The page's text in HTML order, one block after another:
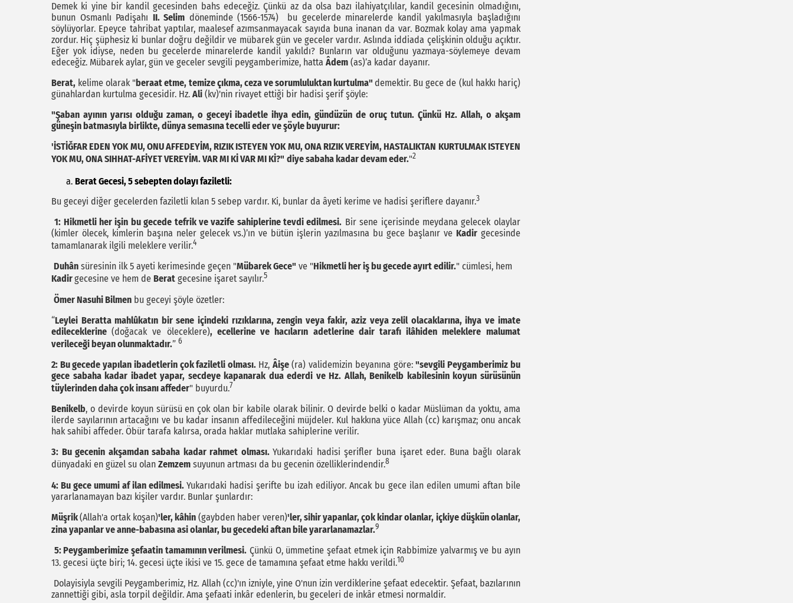
Demek ki yine bir kandil gecesinden bahs edeceğiz. Çünkü az da olsa bazı ilahiyatçılılar, kandil gecesinin olmadığını,
bunun Osmanlı Padişahı II. Selim döneminde (1566-1574) bu gecelerde minarelerde kandil yakılmasıyla başladığını
söylüyorlar. Epeyce tahribat yaptılar, maalesef azımsanmayacak sayıda buna inanan da var. Bozmak kolay ama yapmak
zordur. Hiç şüphesiz ki bunlar doğru değildir ve mübarek gün ve geceler vardır. Aslında iddiada çelişkinin olduğu açıktır.
Eğer yok idiyse, neden bu gecelerde minarelerde kandil yakıldı? Bunların var olduğunu yazmaya-söylemeye devam
edeceğiz. Mübarek aylar, gün ve geceler sevgili peygamberimize, hatta Âdem (as)’a kadar dayanır.
Berat, kelime olarak " beraat etme, temize çıkma, ceza ve sorumluluktan kurtulma"demektir. Bu gece de (kul hakkı hariç)
günahlardan kurtulma gecesidir. Hz. Ali (kv)'nin rivayet ettiği bir hadisi şerif şöyle:
"Şaban ayının yarısı olduğu zaman, o geceyi ibadetle ihya edin, gündüzün de oruç tutun. Çünkü Hz. Allah, o akşam
güneşin batmasıyla birlikte, dünya semasına tecelli eder ve şöyle buyurur:
'İSTİĞFAR EDEN YOK MU, ONU AFFEDEYİM, RIZIK ISTEYEN YOK MU, ONA RIZIK VEREYİM, HASTALIKTAN KURTULMAK ISTEYEN
YOK MU, ONA SIHHAT-AFİYET VEREYİM. VAR MI Kİ VAR MI Kİ?" diye sabaha kadar devam eder."2
Berat Gecesi, 5 sebepten dolayı faziletli:
Bu geceyi diğer gecelerden faziletli kılan 5 sebep vardır. Ki, bunlar da âyeti kerime ve hadisi şeriflere dayanır.3
1: Hikmetli her işin bu gecede tefrik ve vazife sahiplerine tevdi edilmesi. Bir sene içerisinde meydana gelecek olaylar
(kimler ölecek, kimlerin başına neler gelecek vs.)’ın ve bütün işlerin yazılmasına bu gece başlanır ve Kadirgecesinde
tamamlanarak ilgili meleklere verilir.4
Duhân süresinin ilk 5 ayeti kerimesinde geçen "Mübarek Gece" ve "Hikmetli her iş bu gecede ayırt edilir." cümlesi, hem
Kadirgecesine ve hem de Berat gecesine işaret sayılır.5
Ömer Nasuhi Bilmen bu geceyi şöyle özetler:
“Leylei Beratta mahlûkatın bir sene içindeki rızıklarına, zengin veya fakir, aziz veya zelil olacaklarına, ihya ve imate
edileceklerine(doğacak ve öleceklere), ecellerine ve hacıların adetlerine dair tarafı ilâhiden meleklere malumat
verileceği beyan olunmaktadır.” 6
2: Bu gecede yapılan ibadetlerin çok faziletli olması. Hz, Âişe(ra) validemizin beyanına göre:"sevgili Peygamberimiz bu
gece sabaha kadar ibadet yapar, secdeye kapanarak dua ederdi ve Hz. Allah, Benikelb kabilesinin koyun sürüsünün
tüylerinden daha çok insanı affeder" buyurdu.7
Benikelb, o devirde koyun sürüsü en çok olan bir kabile olarak bilinir. O devirde belki o kadar Müslüman da yoktu, ama
ilerde sayılarının artacağını ve bu kadar insanın affedileceğini müjdeler. Kul hakkına yüce Allah (cc) karışmaz; onu ancak
hak sahibi affeder. Öbür tarafa kalırsa, orada haklar mutlaka sahiplerine verilir.
3: Bu gecenin akşamdan sabaha kadar rahmet olması.Yukarıdaki hadisi şerifler buna işaret eder. Buna bağlı olarak
dünyadaki en güzel su olan Zemzem suyunun artması da bu gecenin özelliklerindendir.8
4: Bu gece umumi af ilan edilmesi.Yukarıdaki hadisi şerifte bu izah ediliyor. Ancak bu gece ilan edilen umumi aftan bile
yararlanamayan bazı kişiler vardır. Bunlar şunlardır:
Müşrik(Allah'a ortak koşan)'ler, kâhin (gaybden haber veren)'ler, sihir yapanlar, çok kindar olanlar, içkiye düşkün olanlar,
zina yapanlar ve anne-babasına asi olanlar, bu gecedeki aftan bile yararlanamazlar.9
5: Peygamberimize şefaatin tamamının verilmesi. Çünkü O, ümmetine şefaat etmek için Rabbimize yalvarmış ve bu ayın
13. gecesi üçte biri; 14. gecesi üçte ikisi ve 15. gece de tamamına şefaat etme hakkı verildi.10
Dolayisiyla sevgili Peygamberimiz, Hz. Allah (cc)'ın izniyle, yine O'nun izin verdiklerine şefaat edecektir. Şefaat, bazılarının
zannettiği gibi, asla torpil değildir. Ama şefaati inkâr edenlerin, bu geceleri de inkâr etmesi normaldir.